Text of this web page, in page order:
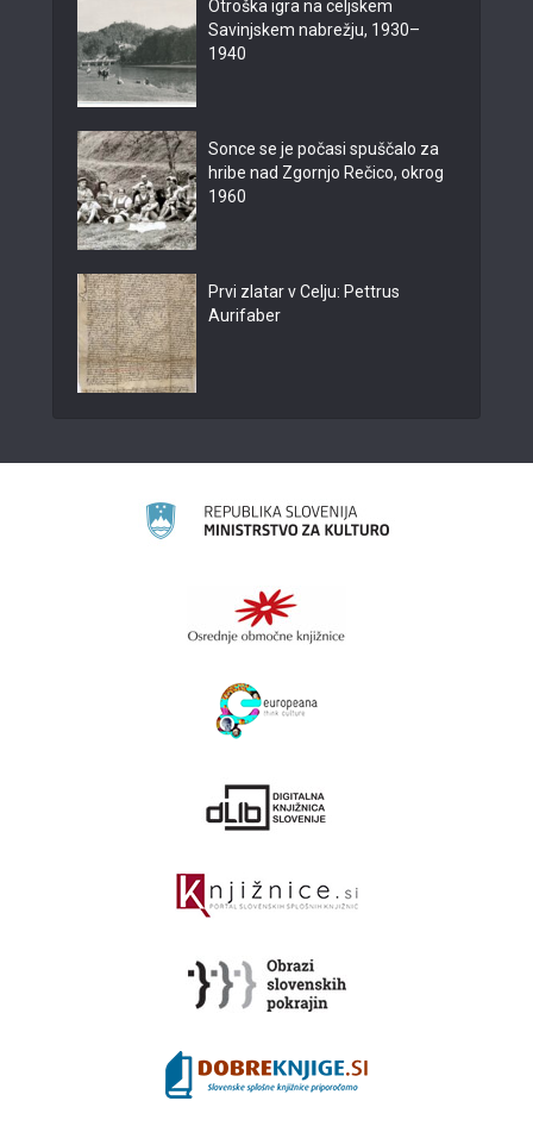
Otroška igra na celjskem
Savinjskem nabrežju, 1930–
1940
Sonce se je počasi spuščalo za
hribe nad Zgornjo Rečico, okrog
1960
Prvi zlatar v Celju: Pettrus
Aurifaber